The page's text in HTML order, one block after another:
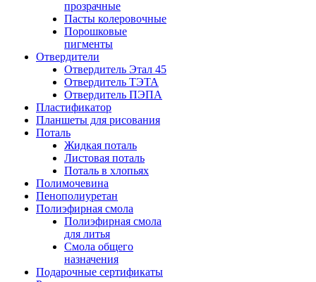
прозрачные
Пасты колеровочные
Порошковые
пигменты
Отвердители
Отвердитель Этал 45
Отвердитель ТЭТА
Отвердитель ПЭПА
Пластификатор
Планшеты для рисования
Поталь
Жидкая поталь
Листовая поталь
Поталь в хлопьях
Полимочевина
Пенополиуретан
Полиэфирная смола
Полиэфирная смола
для литья
Смола общего
назначения
Подарочные сертификаты